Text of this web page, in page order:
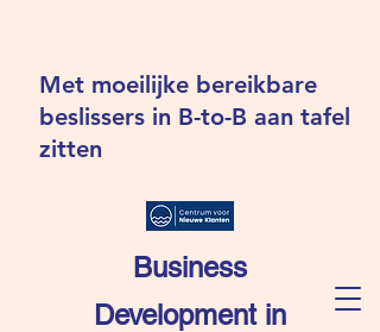
Business
Development in
Met moeilijke bereikbare
beslissers in B-to-B aan tafel
zitten